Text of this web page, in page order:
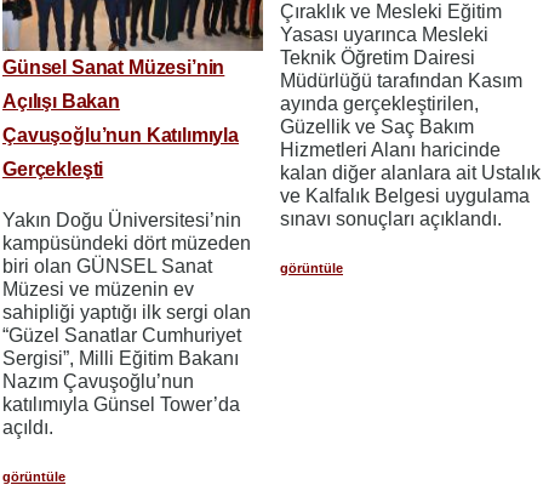
Günsel Sanat Müzesi’nin
Açılışı Bakan
Çavuşoğlu’nun Katılımıyla
Gerçekleşti
Yakın Doğu Üniversitesi’nin
kampüsündeki dört müzeden
biri olan GÜNSEL Sanat
Müzesi ve müzenin ev
sahipliği yaptığı ilk sergi olan
“Güzel Sanatlar Cumhuriyet
Sergisi”, Milli Eğitim Bakanı
Nazım Çavuşoğlu’nun
katılımıyla Günsel Tower’da
açıldı.
görüntüle
Çıraklık ve Mesleki Eğitim
Yasası uyarınca Mesleki
Teknik Öğretim Dairesi
Müdürlüğü tarafından Kasım
ayında gerçekleştirilen,
Güzellik ve Saç Bakım
Hizmetleri Alanı haricinde
kalan diğer alanlara ait Ustalık
ve Kalfalık Belgesi uygulama
sınavı sonuçları açıklandı.
görüntüle